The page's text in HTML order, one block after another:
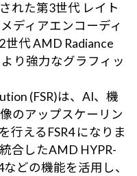
れた第3世代 レイト
ディアエンコーディ
代 AMD Radiance
り強力なグラフィッ
(FSR)は、AI、機
のアップスケーリン
行えるFSR4 になりま
合したAMD HYPR-
どの機能を活用し、